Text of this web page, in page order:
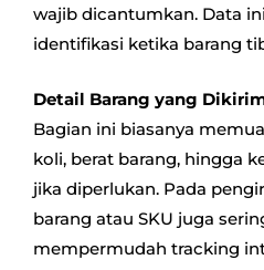
wajib dicantumkan. Data
identifikasi ketika barang
Detail Barang yang
Bagian ini biasanya
koli, berat barang, hingga
jika diperlukan. Pada
barang atau SKU juga
mempermudah tracking